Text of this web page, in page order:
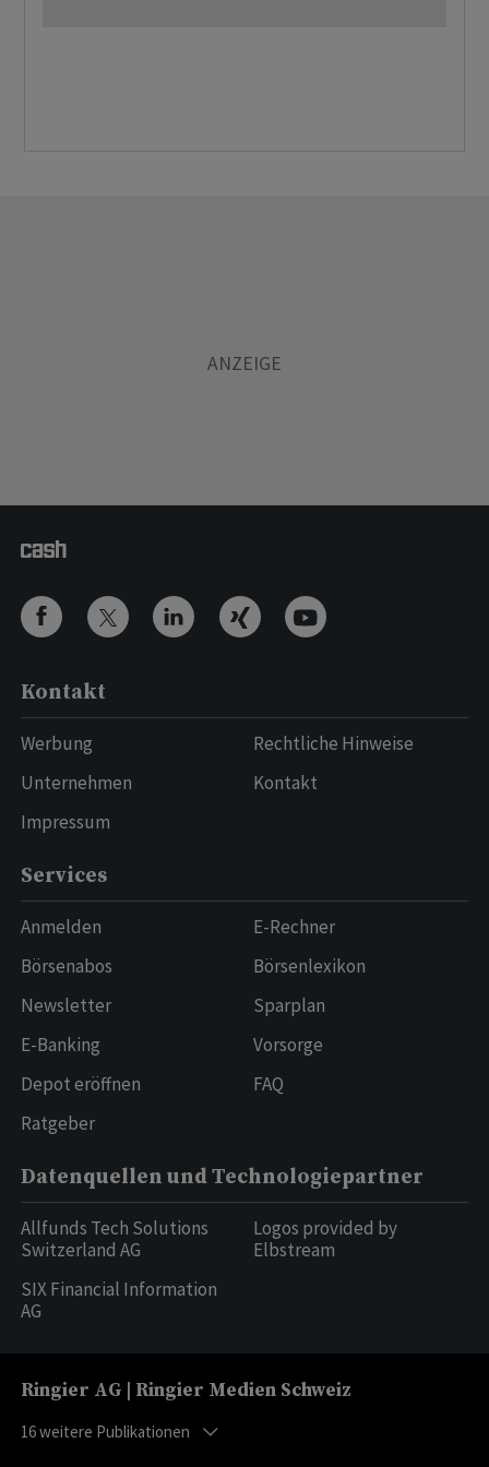
Kontakt
Werbung
Unternehmen
Impressum
Rechtliche Hinweise
Kontakt
Services
Anmelden
Börsenabos
Newsletter
E-Banking
Depot eröffnen
Ratgeber
E-Rechner
Börsenlexikon
Sparplan
Vorsorge
FAQ
Datenquellen und Technologiepartner
Allfunds Tech Solutions
Switzerland AG
SIX Financial Information
AG
Logos provided by
Elbstream
Ringier AG | Ringier Medien Schweiz
16weitere Publikationen